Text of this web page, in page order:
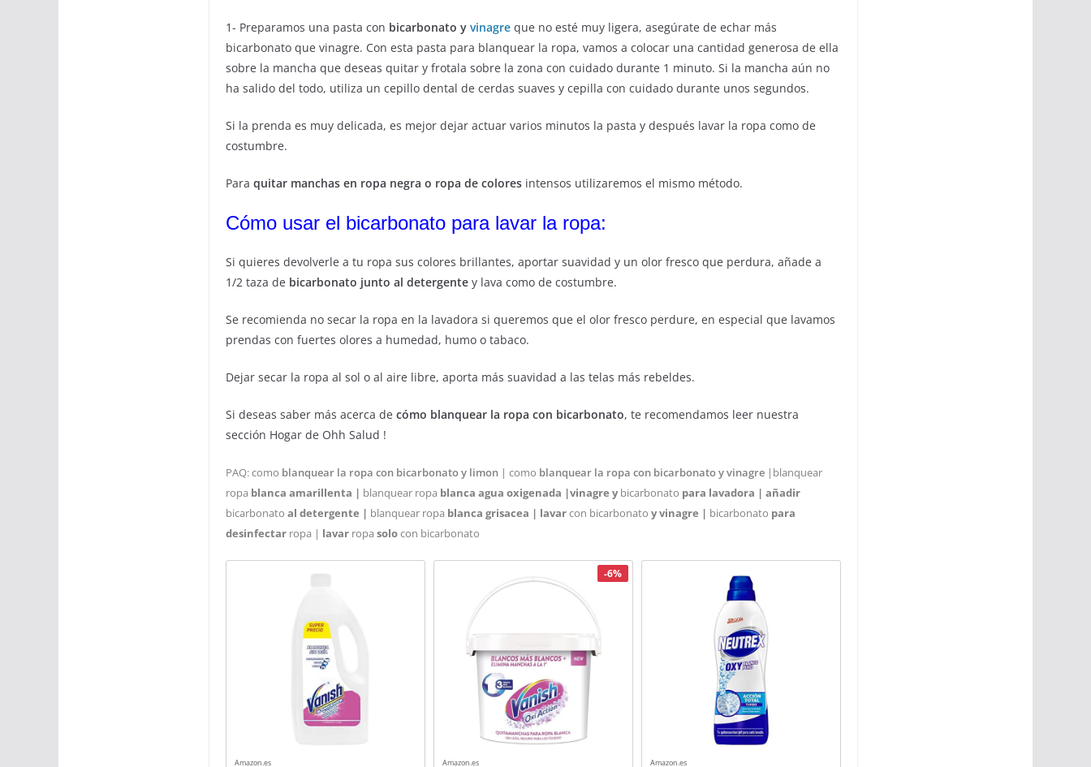
1- Preparamos una pasta con bicarbonato y vinagre que no esté muy ligera, asegúrate de echar más
bicarbonato que vinagre. Con esta pasta para blanquear la ropa, vamos a colocar una cantidad generosa de ella
sobre la mancha que deseas quitar y frotala sobre la zona con cuidado durante 1 minuto. Si la mancha aún no
ha salido del todo, utiliza un cepillo dental de cerdas suaves y cepilla con cuidado durante unos segundos.
Si la prenda es muy delicada, es mejor dejar actuar varios minutos la pasta y después lavar la ropa como de
costumbre.
Para quitar manchas en ropa negra o ropa de colores intensos utilizaremos el mismo método.
Cómo usar el bicarbonato para lavar la ropa:
Si quieres devolverle a tu ropa sus colores brillantes, aportar suavidad y un olor fresco que perdura, añade a
1/2 taza de bicarbonato junto al detergente y lava como de costumbre.
Se recomienda no secar la ropa en la lavadora si queremos que el olor fresco perdure, en especial que lavamos
prendas con fuertes olores a humedad, humo o tabaco.
Dejar secar la ropa al sol o al aire libre, aporta más suavidad a las telas más rebeldes.
Si deseas saber más acerca de cómo blanquear la ropa con bicarbonato, te recomendamos leer nuestra
sección Hogar de Ohh Salud !
PAQ: como blanquear la ropa con bicarbonato y limon | como blanquear la ropa con bicarbonato y vinagre |blanquear
ropa blanca amarillenta | blanquear ropa blanca agua oxigenada |vinagre ybicarbonato para lavadora | añadir
bicarbonato al detergente | blanquear ropa blanca grisacea | lavarcon bicarbonato y vinagre | bicarbonato para
desinfectar ropa | lavar ropa solocon bicarbonato
Amazon.es
-6%
Amazon.es Amazon.es